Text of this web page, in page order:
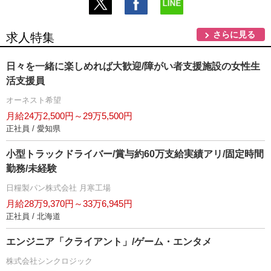
求人特集 さらに見る
日々を一緒に楽しめれば大歓迎/障がい者支援施設の女性生
活支援員
オーネスト希望
月給24万2,500円～29万5,500円
正社員 / 愛知県
小型トラックドライバー/賞与約60万支給実績アリ/固定時間
勤務/未経験
日糧製パン株式会社 月寒工場
月給28万9,370円～33万6,945円
正社員 / 北海道
エンジニア「クライアント」/ゲーム・エンタメ
株式会社シンクロジック